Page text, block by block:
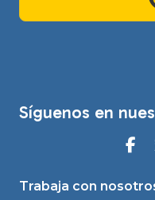
Síguenos en
Trabaja con